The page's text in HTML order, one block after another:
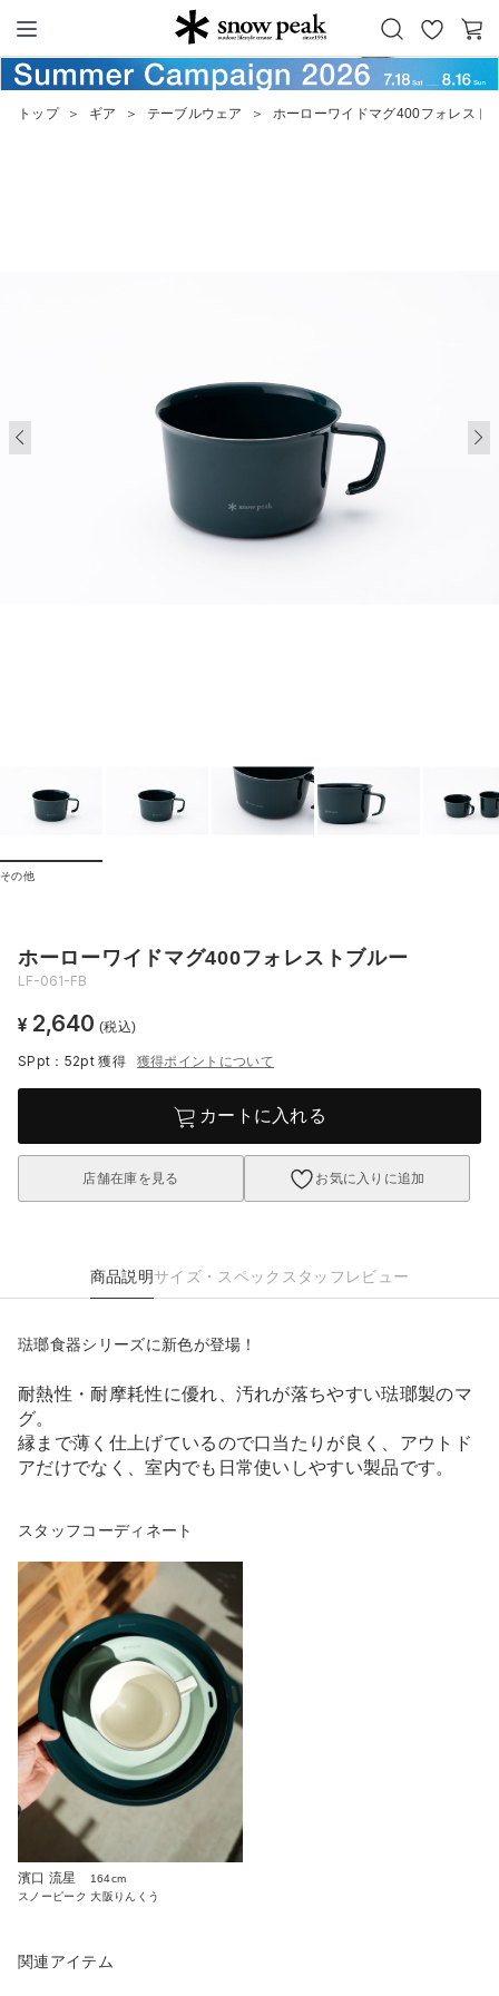
Snow Peak
お
気
カ
ー
トップ ＞ ギア ＞ テーブルウェア ＞ ホーローワイドマグ400フォレスト
その他
ホーローワイドマグ400フォレストブルー
LF-061-FB
¥ 2,640 (税込)
SPpt：52pt獲得 獲得ポイントについて
カートに入れる
店舗在庫を見る お気に入りに追加
商品説明サイズ・スペック スタッフレビュー
琺瑯食器シリーズに新色が登場！
耐熱性・耐摩耗性に優れ、汚れが落ちやすい琺瑯製のマ
グ。
縁まで薄く仕上げているので口当たりが良く、アウトド
アだけでなく、室内でも日常使いしやすい製品です。
スタッフコーディネート
濱口 流星
164cm
スノーピーク 大阪りんくう
関連アイテム